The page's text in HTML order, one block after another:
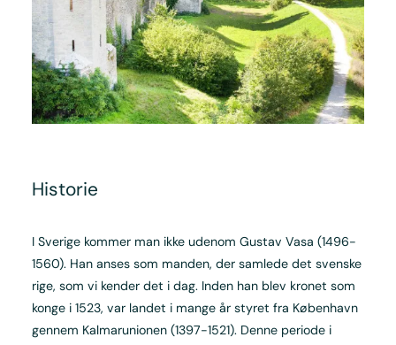
Historie
I Sverige kommer man ikke udenom Gustav Vasa (1496-
1560). Han anses som manden, der samlede det svenske
rige, som vi kender det i dag. Inden han blev kronet som
konge i 1523, var landet i mange år styret fra København
gennem Kalmarunionen (1397-1521). Denne periode i